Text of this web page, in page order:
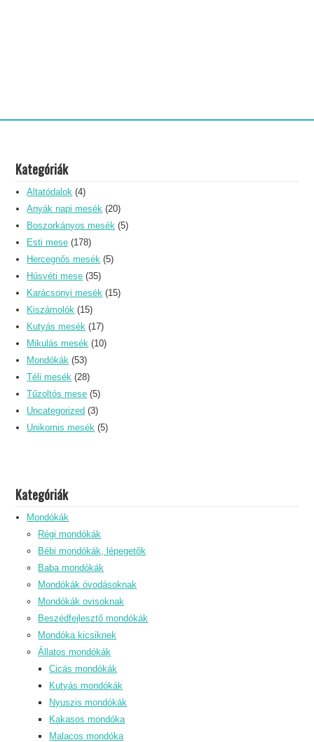
Kategóriák
Altatódalok (4)
Anyák napi mesék (20)
Boszorkányos mesék (5)
Esti mese (178)
Hercegnős mesék (5)
Húsvéti mese (35)
Karácsonyi mesék (15)
Kiszámolók (15)
Kutyás mesék (17)
Mikulás mesék (10)
Mondókák (53)
Téli mesék (28)
Tűzoltós mese (5)
Uncategorized (3)
Unikornis mesék (5)
Kategóriák
Mondókák
Régi mondókák
Bébi mondókák, lépegetők
Baba mondókák
Mondókák óvodásoknak
Mondókák ovisoknak
Beszédfejlesztő mondókák
Mondóka kicsiknek
Állatos mondókák
Cicás mondókák
Kutyás mondókák
Nyuszis mondókák
Kakasos mondóka
Malacos mondóka